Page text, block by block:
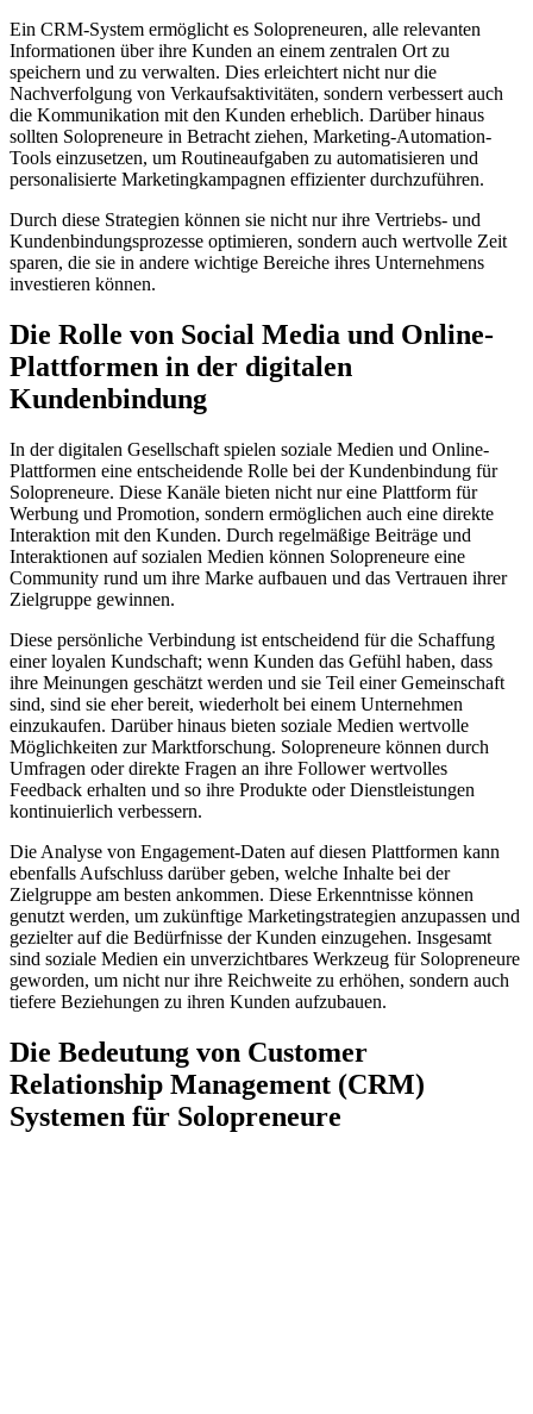
Ein CRM-System ermöglicht es Solopreneuren, alle relevanten
Informationen über ihre Kunden an einem zentralen Ort zu
speichern und zu verwalten. Dies erleichtert nicht nur die
Nachverfolgung von Verkaufsaktivitäten, sondern verbessert auch
die Kommunikation mit den Kunden erheblich. Darüber hinaus
sollten Solopreneure in Betracht ziehen, Marketing-Automation-
Tools einzusetzen, um Routineaufgaben zu automatisieren und
personalisierte Marketingkampagnen effizienter durchzuführen.
Durch diese Strategien können sie nicht nur ihre Vertriebs- und
Kundenbindungsprozesse optimieren, sondern auch wertvolle Zeit
sparen, die sie in andere wichtige Bereiche ihres Unternehmens
investieren können.
Die Rolle von Social Media und Online-
Plattformen in der digitalen
Kundenbindung
In der digitalen Gesellschaft spielen soziale Medien und Online-
Plattformen eine entscheidende Rolle bei der Kundenbindung für
Solopreneure. Diese Kanäle bieten nicht nur eine Plattform für
Werbung und Promotion, sondern ermöglichen auch eine direkte
Interaktion mit den Kunden. Durch regelmäßige Beiträge und
Interaktionen auf sozialen Medien können Solopreneure eine
Community rund um ihre Marke aufbauen und das Vertrauen ihrer
Zielgruppe gewinnen.
Diese persönliche Verbindung ist entscheidend für die Schaffung
einer loyalen Kundschaft; wenn Kunden das Gefühl haben, dass
ihre Meinungen geschätzt werden und sie Teil einer Gemeinschaft
sind, sind sie eher bereit, wiederholt bei einem Unternehmen
einzukaufen. Darüber hinaus bieten soziale Medien wertvolle
Möglichkeiten zur Marktforschung. Solopreneure können durch
Umfragen oder direkte Fragen an ihre Follower wertvolles
Feedback erhalten und so ihre Produkte oder Dienstleistungen
kontinuierlich verbessern.
Die Analyse von Engagement-Daten auf diesen Plattformen kann
ebenfalls Aufschluss darüber geben, welche Inhalte bei der
Zielgruppe am besten ankommen. Diese Erkenntnisse können
genutzt werden, um zukünftige Marketingstrategien anzupassen und
gezielter auf die Bedürfnisse der Kunden einzugehen. Insgesamt
sind soziale Medien ein unverzichtbares Werkzeug für Solopreneure
geworden, um nicht nur ihre Reichweite zu erhöhen, sondern auch
tiefere Beziehungen zu ihren Kunden aufzubauen.
Die Bedeutung von Customer
Relationship Management (CRM)
Systemen für Solopreneure